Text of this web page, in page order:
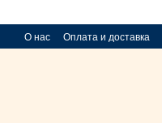
О нас Оплата и доставка